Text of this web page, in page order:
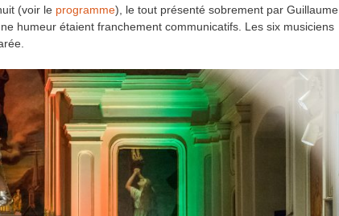
(voir le programme), le tout présenté sobrement par Guillaume
humeur étaient franchement communicatifs. Les six musiciens